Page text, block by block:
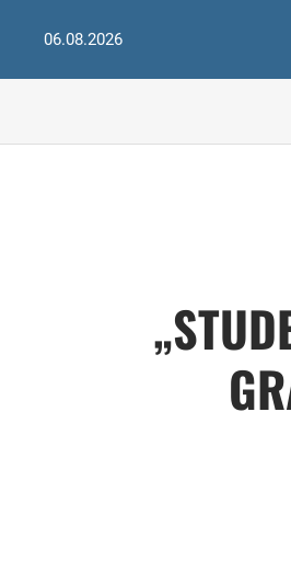
06.08.2026